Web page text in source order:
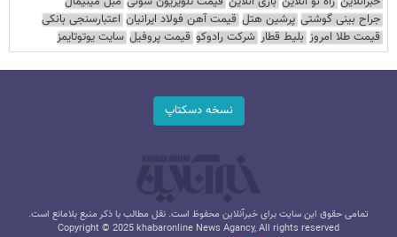
جراح بینی گوشتی پرشین هتل قیمت آهن فولاد ایرانیان اعتبارسنجی بانکی
قیمت طلا امروز بلیط قطار شرکت رادوکو قیمت پروفیل سایت یوتوتایمز
نسخه دسکتاپ
تمامی حقوق این سایت برای خبرآنلاین محفوظ است. نقل مطالب با ذکر منبع بلامانع است.
Copyright © 2025 khabaronline News Agancy, All rights reserved